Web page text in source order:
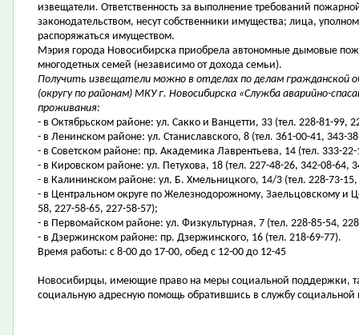
извещатели. Ответственность за выполнение требований
законодательством, несут собственники имущества; лица,
распоряжаться имуществом.
Мэрия города Новосибирска приобрела автономные дымовые
многодетных семей (независимо от дохода семьи).
Получить извещатели можно в отделах по делам гражданской
(округу по районам) МКУ г. Новосибирска «Служба аварийно-
проживания:
- в Октябрьском районе: ул. Сакко и Ванцетти, 33 (тел. 228-81-99,
- в Ленинском районе: ул. Станиславского, 8 (тел. 361-00-41, 343-
- в Советском районе: пр. Академика Лаврентьева, 14 (тел. 333-22-
- в Кировском районе: ул. Петухова, 18 (тел. 227-48-26, 342-08-64,
- в Калининском районе: ул. Б. Хмельницкого, 14/3 (тел. 228-73-
- в Центральном округе по Железнодорожному, Заельцовскому и
58, 227-58-65, 227-58-57);
- в Первомайском районе: ул. Физкультурная, 7 (тел. 228-85-54,
- в Дзержинском районе: пр. Дзержинского, 16 (тел. 218-69-77).
Время работы: с 8-00 до 17-00, обед с 12-00 до 12-45
Новосибирцы, имеющие право на меры социальной поддержки,
социальную адресную помощь обратившись в службу социальной